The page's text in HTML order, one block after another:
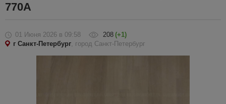
770А
01 Июня 2026 в 09:58 208 (+1)
г Санкт-Петербург, город Санкт-Петербург